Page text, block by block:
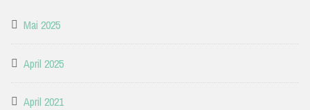
Mai 2025
April 2025
April 2021